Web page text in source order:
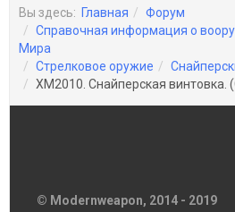
Вы здесь: Главная
Форум
Справочная информация о
Мира
Стрелковое оружие
ХМ2010. Снайперская винтовка.
© Modernweapon, 2014 - 2019